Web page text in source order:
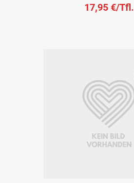
17,95 €/Tfl.